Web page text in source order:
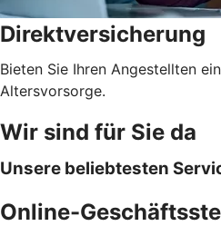
Direktversicherung
Bieten Sie Ihren Angestellten
Altersvorsorge.
Wir sind für Sie da
Unsere beliebtesten
Online-